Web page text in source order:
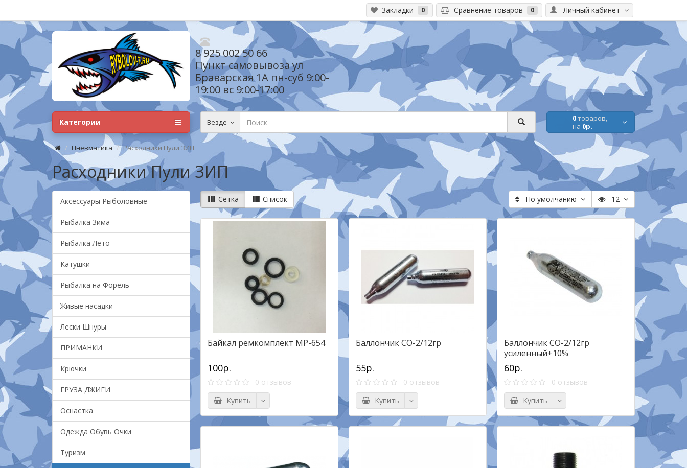
Личный кабинет
Закладки 0 Сравнение товаров 0
8 925 002 50 66
Пункт самовывоза ул
Браварская 1А пн-суб 9:00-
19:00 вс 9:00-17:00
Везде 0товаров,
на 0р.
Категории
Пневматика Расходники Пули ЗИП
Расходники Пули ЗИП
Аксессуары Рыболовные
Рыбалка Зима
Рыбалка Лето
Катушки
Рыбалка на Форель
Живые насадки
Лески Шнуры
ПРИМАНКИ
Крючки
ГРУЗА ДЖИГИ
Оснастка
Одежда Обувь Очки
Туризм
Сетка Список По умолчанию 12
Байкал ремкомплект МР-654
100р.
0 отзывов
Купить
Баллончик СО-2/12гр
55р.
0 отзывов
Купить
Баллончик СО-2/12гр
усиленный+10%
60р.
0 отзывов
Купить